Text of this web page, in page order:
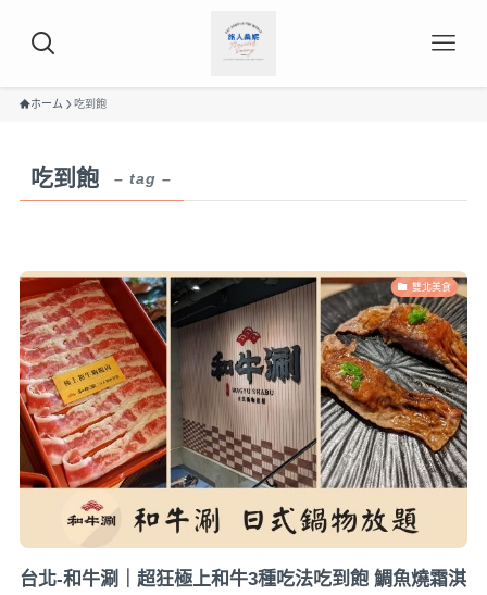
ホーム 吃到飽
吃到飽 – tag –
雙北美食
台北-和牛涮｜超狂極上和牛3種吃法吃到飽 鯛魚燒霜淇